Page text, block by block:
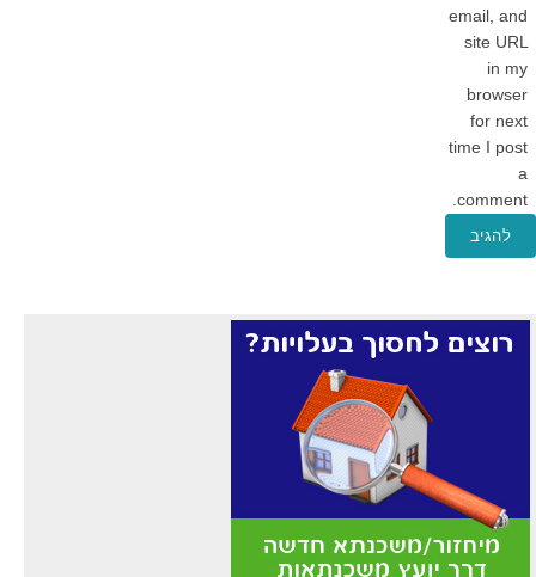
email, and
site URL
in my
browser
for next
time I post
a
comment.